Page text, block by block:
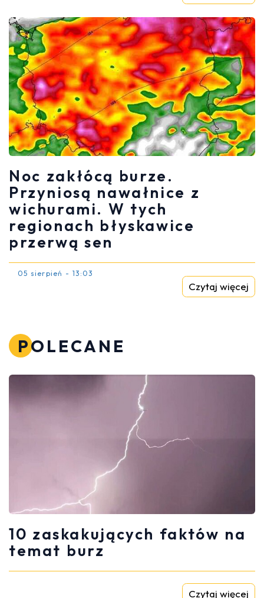
Noc zakłócą burze.
Przyniosą nawałnice z
wichurami. W tych
regionach błyskawice
przerwą sen
05 sierpień - 13:03
Czytaj więcej
POLECANE
10 zaskakujących faktów na
temat burz
Czytaj więcej